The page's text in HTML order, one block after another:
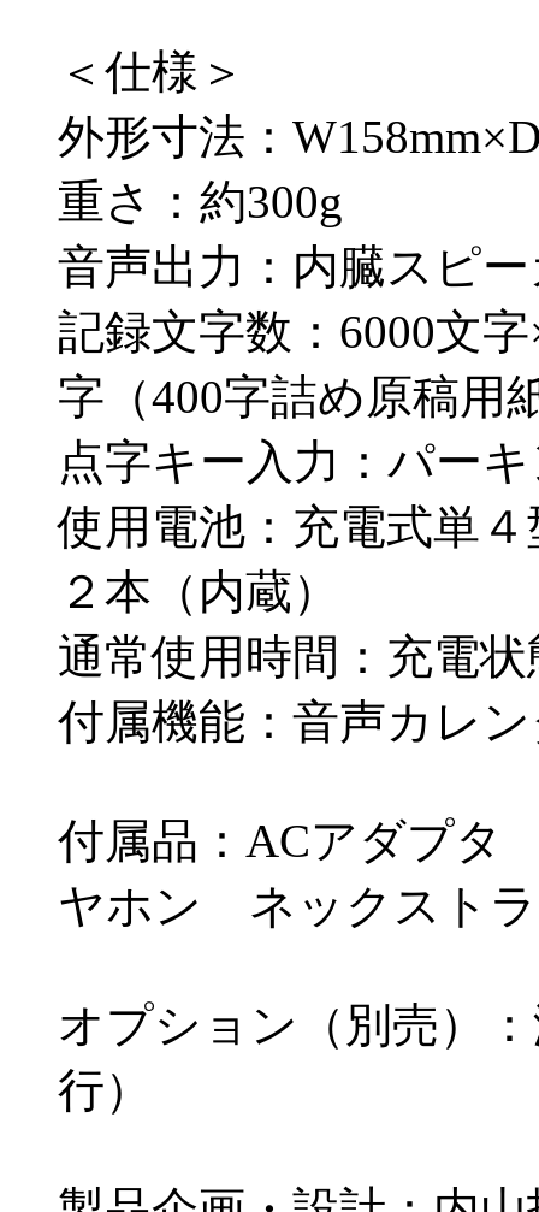
＜仕様＞
外形寸法：
重さ：約300g
音声出力：内臓スピ
記録文字数：6000文
字（400字詰め原稿用
点字キー入力：パー
使用電池：充電式単
２本（内蔵）
通常使用時間：充電
付属機能：音声カレ
付属品：ACアダプ
ヤホン ネックスト
オプション（別売）
行）